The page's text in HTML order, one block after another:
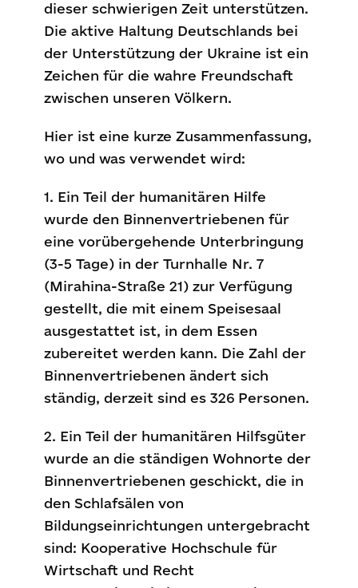
dieser schwierigen Zeit unterstützen.
Die aktive Haltung Deutschlands bei
der Unterstützung der Ukraine ist ein
Zeichen für die wahre Freundschaft
zwischen unseren Völkern.
Hier ist eine kurze Zusammenfassung,
wo und was verwendet wird:
1. Ein Teil der humanitären Hilfe
wurde den Binnenvertriebenen für
eine vorübergehende Unterbringung
(3-5 Tage) in der Turnhalle Nr. 7
(Mirahina-Straße 21) zur Verfügung
gestellt, die mit einem Speisesaal
ausgestattet ist, in dem Essen
zubereitet werden kann. Die Zahl der
Binnenvertriebenen ändert sich
ständig, derzeit sind es 326 Personen.
2. Ein Teil der humanitären Hilfsgüter
wurde an die ständigen Wohnorte der
Binnenvertriebenen geschickt, die in
den Schlafsälen von
Bildungseinrichtungen untergebracht
sind: Kooperative Hochschule für
Wirtschaft und Recht